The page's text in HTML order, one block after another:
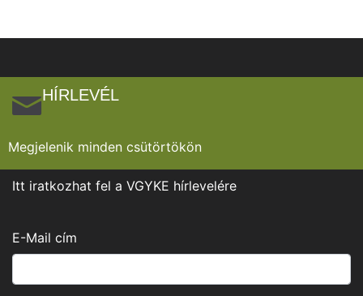
HÍRLEVÉL
Megjelenik minden csütörtökön
Itt iratkozhat fel a VGYKE hírlevelére
E-Mail cím